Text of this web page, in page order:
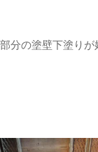
分の塗壁下塗りが